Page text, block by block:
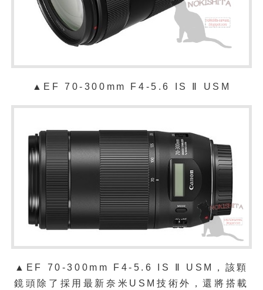
▲EF 70-300mm F4-5.6 IS Ⅱ USM
▲EF 70-300mm F4-5.6 IS Ⅱ USM， 該顆
鏡頭除了採用最新奈米USM技術外，還將搭載